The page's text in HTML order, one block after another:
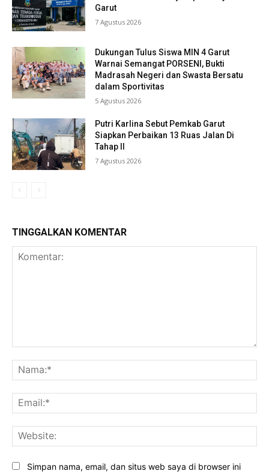
Garut
7 Agustus 2026
Dukungan Tulus Siswa MIN 4 Garut
Warnai Semangat PORSENI, Bukti
Madrasah Negeri dan Swasta Bersatu
dalam Sportivitas
5 Agustus 2026
Putri Karlina Sebut Pemkab Garut
Siapkan Perbaikan 13 Ruas Jalan Di
Tahap II
7 Agustus 2026
TINGGALKAN KOMENTAR
Simpan nama, email, dan situs web saya di browser ini